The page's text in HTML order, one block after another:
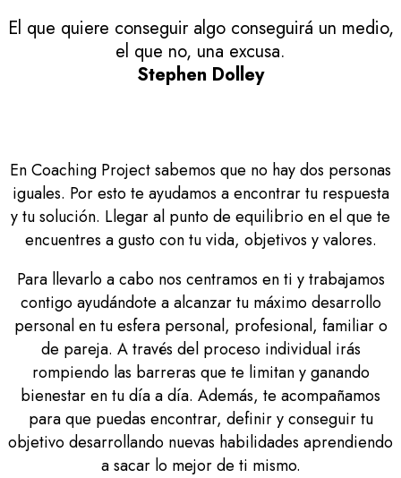
El que quiere conseguir algo conseguirá un medio,
el que no, una excusa.
Stephen Dolley
En Coaching Project sabemos que no hay dos personas
iguales. Por esto te ayudamos a encontrar tu respuesta
y tu solución. Llegar al punto de equilibrio en el que te
encuentres a gusto con tu vida, objetivos y valores.
Para llevarlo a cabo nos centramos en ti y trabajamos
contigo ayudándote a alcanzar tu máximo desarrollo
personal en tu esfera personal, profesional, familiar o
de pareja. A través del proceso individual irás
rompiendo las barreras que te limitan y ganando
bienestar en tu día a día. Además, te acompañamos
para que puedas encontrar, definir y conseguir tu
objetivo desarrollando nuevas habilidades aprendiendo
a sacar lo mejor de ti mismo.